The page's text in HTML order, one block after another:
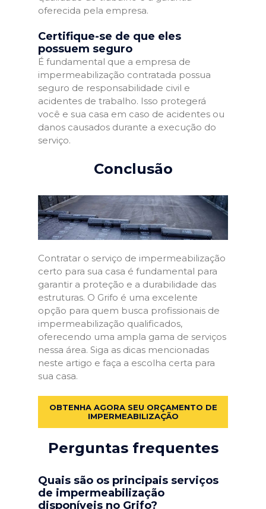
oferecida pela empresa.
Certifique-se de que eles
possuem seguro
É fundamental que a empresa de
impermeabilização contratada possua
seguro de responsabilidade civil e
acidentes de trabalho. Isso protegerá
você e sua casa em caso de acidentes ou
danos causados durante a execução do
serviço.
Conclusão
Contratar o serviço de impermeabilização
certo para sua casa é fundamental para
garantir a proteção e a durabilidade das
estruturas. O Grifo é uma excelente
opção para quem busca profissionais de
impermeabilização qualificados,
oferecendo uma ampla gama de serviços
nessa área. Siga as dicas mencionadas
neste artigo e faça a escolha certa para
sua casa.
OBTENHA AGORA SEU ORÇAMENTO DE
IMPERMEABILIZAÇÃO
Perguntas frequentes
Quais são os principais serviços
de impermeabilização
disponíveis no Grifo?